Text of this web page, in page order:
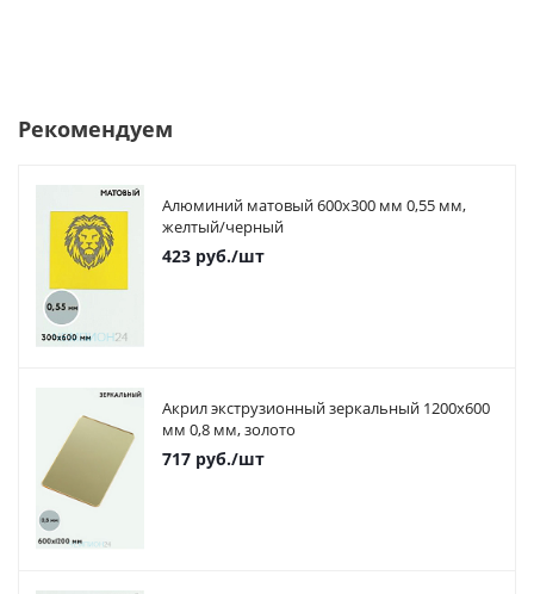
Рекомендуем
Алюминий матовый 600х300 мм 0,55 мм,
желтый/черный
423 руб./шт
Акрил экструзионный зеркальный 1200х600
мм 0,8 мм, золото
717 руб./шт